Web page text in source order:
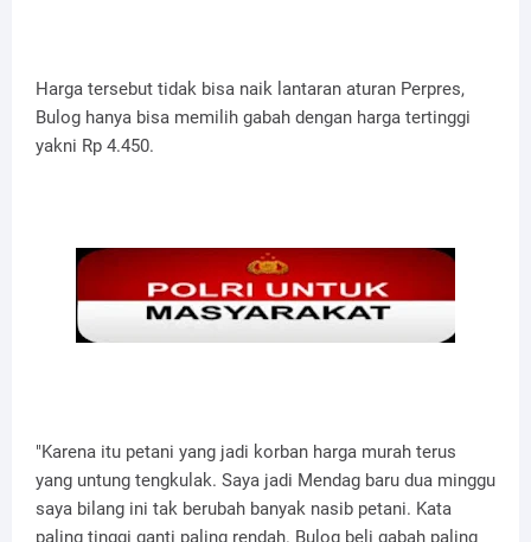
Harga tersebut tidak bisa naik lantaran aturan Perpres,
Bulog hanya bisa memilih gabah dengan harga tertinggi
yakni Rp 4.450.
"Karena itu petani yang jadi korban harga murah terus
yang untung tengkulak. Saya jadi Mendag baru dua minggu
saya bilang ini tak berubah banyak nasib petani. Kata
paling tinggi ganti paling rendah. Bulog beli gabah paling